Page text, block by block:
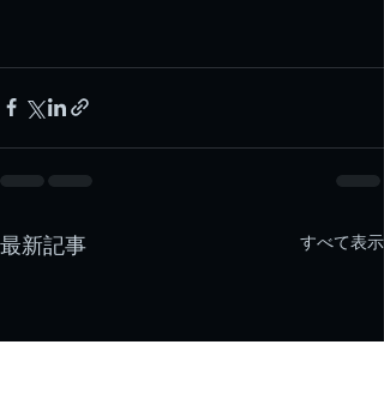
最新記事 すべて表示